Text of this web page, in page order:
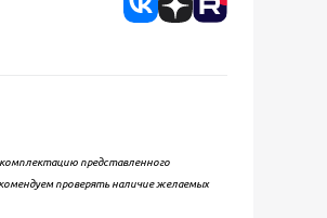
представленного
проверять наличие желаемых